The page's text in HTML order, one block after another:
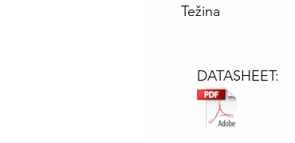
Težina
DATASHEET: